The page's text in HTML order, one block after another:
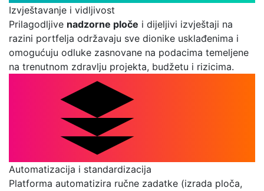
Izvještavanje i vidljivost
Prilagodljive nadzorne ploče i dijeljivi izvještaji na
razini portfelja održavaju sve dionike usklađenima i
omogućuju odluke zasnovane na podacima temeljene
na trenutnom zdravlju projekta, budžetu i rizicima.
Automatizacija i standardizacija
Platforma automatizira ručne zadatke (izrada ploča,